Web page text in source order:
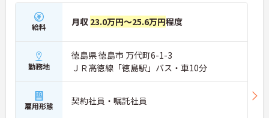
給料 月収 23.0万円～25.6万円程度
勤務地
徳島県 徳島市 万代町6-1-3
ＪＲ高徳線「徳島駅」バス・車10分
雇用形態 契約社員・嘱託社員